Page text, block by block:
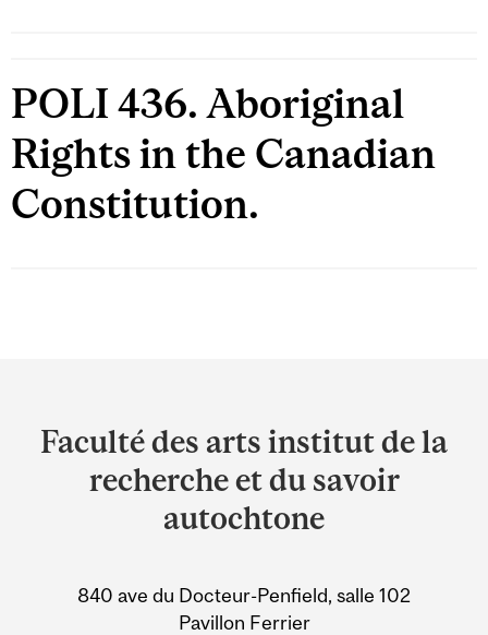
POLI 436. Aboriginal
Rights in the Canadian
Constitution.
and
University
Information
Faculté des arts institut de la
recherche et du savoir
autochtone
840 ave du Docteur-Penfield, salle 102
Pavillon Ferrier